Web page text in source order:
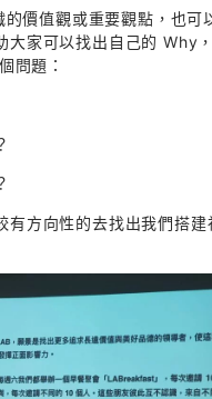
價值觀或重要觀點，也可
大家可以找出自己的 Why
問題：
有方向性的去找出我們搭建